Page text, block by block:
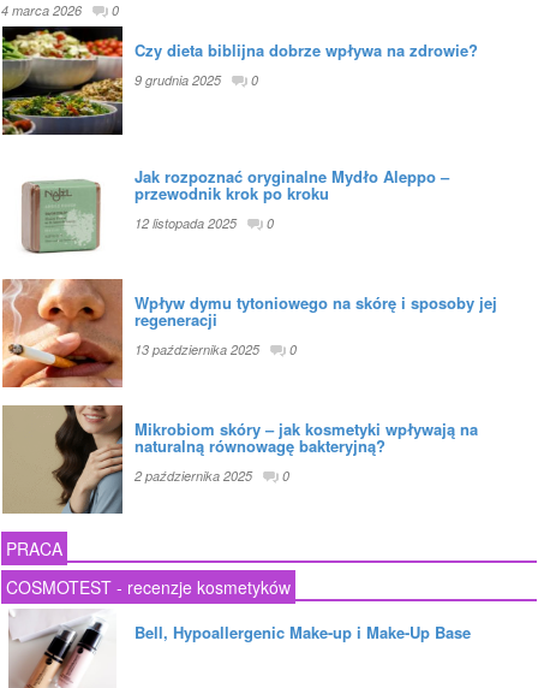
4 marca 2026 0
Czy dieta biblijna dobrze wpływa na zdrowie?
9 grudnia 2025 0
Jak rozpoznać oryginalne Mydło Aleppo –
przewodnik krok po kroku
12 listopada 2025 0
Wpływ dymu tytoniowego na skórę i sposoby jej
regeneracji
13 października 2025 0
Mikrobiom skóry – jak kosmetyki wpływają na
naturalną równowagę bakteryjną?
2 października 2025 0
PRACA
COSMOTEST - recenzje kosmetyków
Bell, Hypoallergenic Make-up i Make-Up Base